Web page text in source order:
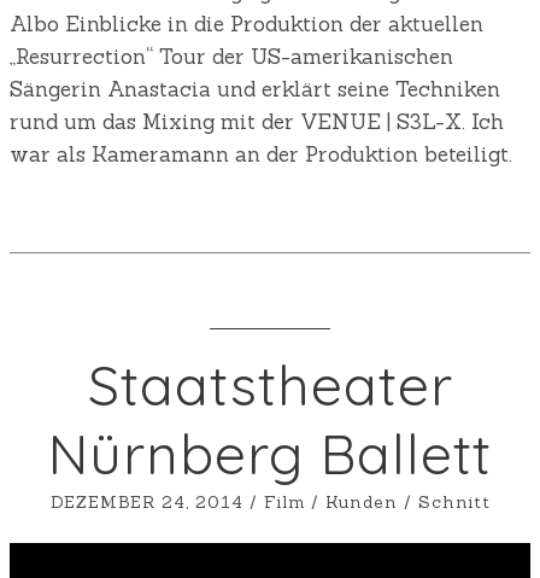
Albo Einblicke in die Produktion der aktuellen
„Resurrection“ Tour der US-amerikanischen
Sängerin Anastacia und erklärt seine Techniken
rund um das Mixing mit der VENUE | S3L-X. Ich
war als Kameramann an der Produktion beteiligt.
Staatstheater
Nürnberg Ballett
DEZEMBER 24, 2014 / Film / Kunden / Schnitt